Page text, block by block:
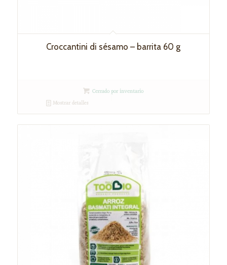
Croccantini di sésamo – barrita 60 g
Cerrado por inventario
Mostrar detalles